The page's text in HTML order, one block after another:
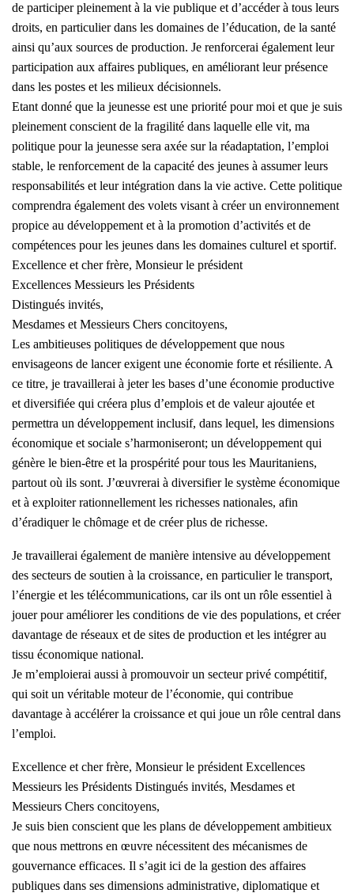
de participer pleinement à la vie publique et d’accéder à tous leurs
droits, en particulier dans les domaines de l’éducation, de la santé
ainsi qu’aux sources de production. Je renforcerai également leur
participation aux affaires publiques, en améliorant leur présence
dans les postes et les milieux décisionnels.
Etant donné que la jeunesse est une priorité pour moi et que je suis
pleinement conscient de la fragilité dans laquelle elle vit, ma
politique pour la jeunesse sera axée sur la réadaptation, l’emploi
stable, le renforcement de la capacité des jeunes à assumer leurs
responsabilités et leur intégration dans la vie active. Cette politique
comprendra également des volets visant à créer un environnement
propice au développement et à la promotion d’activités et de
compétences pour les jeunes dans les domaines culturel et sportif.
Excellence et cher frère, Monsieur le président
Excellences Messieurs les Présidents
Distingués invités,
Mesdames et Messieurs Chers concitoyens,
Les ambitieuses politiques de développement que nous
envisageons de lancer exigent une économie forte et résiliente. A
ce titre, je travaillerai à jeter les bases d’une économie productive
et diversifiée qui créera plus d’emplois et de valeur ajoutée et
permettra un développement inclusif, dans lequel, les dimensions
économique et sociale s’harmoniseront; un développement qui
génère le bien-être et la prospérité pour tous les Mauritaniens,
partout où ils sont. J’œuvrerai à diversifier le système économique
et à exploiter rationnellement les richesses nationales, afin
d’éradiquer le chômage et de créer plus de richesse.
Je travaillerai également de manière intensive au développement
des secteurs de soutien à la croissance, en particulier le transport,
l’énergie et les télécommunications, car ils ont un rôle essentiel à
jouer pour améliorer les conditions de vie des populations, et créer
davantage de réseaux et de sites de production et les intégrer au
tissu économique national.
Je m’emploierai aussi à promouvoir un secteur privé compétitif,
qui soit un véritable moteur de l’économie, qui contribue
davantage à accélérer la croissance et qui joue un rôle central dans
l’emploi.
Excellence et cher frère, Monsieur le président Excellences
Messieurs les Présidents Distingués invités, Mesdames et
Messieurs Chers concitoyens,
Je suis bien conscient que les plans de développement ambitieux
que nous mettrons en œuvre nécessitent des mécanismes de
gouvernance efficaces. Il s’agit ici de la gestion des affaires
publiques dans ses dimensions administrative, diplomatique et